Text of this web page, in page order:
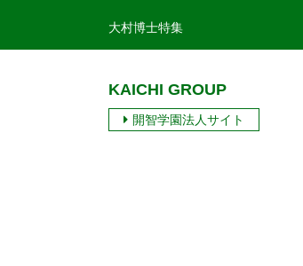
大村博士特集
KAICHI GROUP
開智学園法人サイト